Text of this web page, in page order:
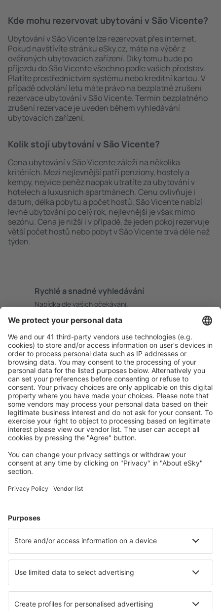
Kde mohu rezervovat ubytování v São Vicente?
Ubytování v São Vicente lze rezervovat přes internet.
Pokud navštívíte stránku eSky.cz, máte na výběr z
ověřených ubytovacích zařízení. Díky tomu bude po
příjezdu do São Vicente všechno podle vašich představ.
Platíte prostřednictvím systému nebo kreditní kartou. V
případě odvolání letu máte právo na bezplatné zrušení
rezervace ubytování v São Vicente. Termín bezplatného
zrušení rezervace je uveden během vyhledávání
ubytovacích zařízení.
Kolik stojí ubytování v São Vicente?
Cena ubytování v São Vicente záleží na několika
kritériích. Mezi nejlevnější patří penziony, hostely a
kempy, nejvíce peněz naopak utratíte za ubytování v
hotelech a luxusních apartmánech. Cenu ovlivňuje i
datum, délka pobytu a počet hostů. São Vicente nabízí
levné ubytování po celý rok, nejlevnější je však mimo
sezónu. Cena je nižší i v případě, že jeden pokoj rezervuje
větší počet hostů nebo pobyt v São Vicente trvá déle než
týden.
Rychlé a snadné vyhledávání
Nabídka dle vašich očekávání.
Pečlivé plánování
Bezproblémová rezervace s možností bezplatného
zrušení.
S námi ušetříte
Atraktivní ceny a speciální nabídky pro přihlášené
uživatele.
Ubytování dle vašeho gusta
Vyberte si z více než 1.3 milionu zařízení: hotelů,
Uživateli eSky nejčastěji hledané ubytování
Ubytování v Praii Ubytování in Sal Rei
Ubytování Calheta Ubytování in Ribeira Grande
Ubytování in Sao Pedro Ubytování in Espingueira